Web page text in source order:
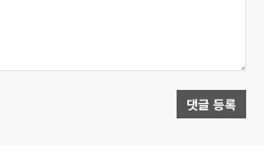
댓글 등록